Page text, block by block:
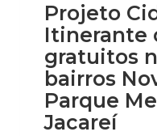
Projeto
Itinerante
gratuitos
bairros
Parque
Jacareí